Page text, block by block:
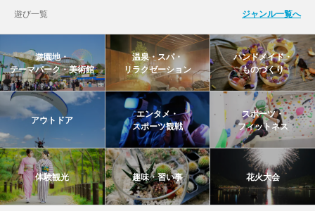
遊び一覧 ジャンル一覧へ
遊園地・
テーマパーク・美術館
温泉・スパ・
リラクゼーション
ハンドメイド・
ものづくり
アウトドア
エンタメ・
スポーツ観戦
スポーツ・
フィットネス
体験観光 趣味・習い事 花火大会